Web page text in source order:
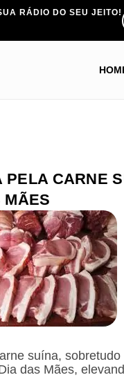
RÁDIO DO SEU JEITO!
PELA CARNE
MÃES
suína,
das Mães,